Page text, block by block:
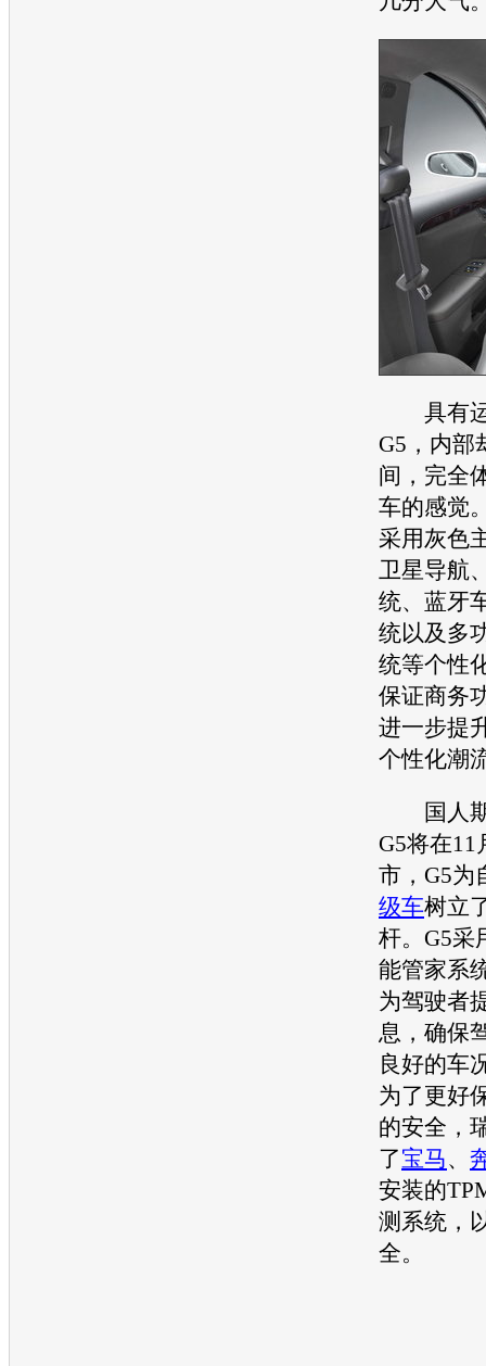
具有运
G5 ，内
间，完全
车的感觉
采用灰色
卫星导航
统、蓝牙
统以及多
统等个性
保证商务
进一步提
个性化潮
国人期
G5将在11
市，G5为
级车树立
杆。G5采
能管家系
为驾驶者
息，确保
良好的车
为了更好
的安全，
了宝马、
安装的
测系统，
全。